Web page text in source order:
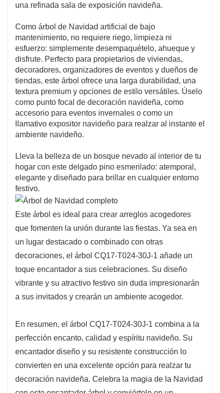
una refinada sala de exposición navideña.
Como árbol de Navidad artificial de bajo
mantenimiento, no requiere riego, limpieza ni
esfuerzo: simplemente desempaquételo, ahueque y
disfrute. Perfecto para propietarios de viviendas,
decoradores, organizadores de eventos y dueños de
tiendas, este árbol ofrece una larga durabilidad, una
textura premium y opciones de estilo versátiles. Úselo
como punto focal de decoración navideña, como
accesorio para eventos invernales o como un
llamativo expositor navideño para realzar al instante el
ambiente navideño.
Lleva la belleza de un bosque nevado al interior de tu
hogar con este delgado pino esmerilado: atemporal,
elegante y diseñado para brillar en cualquier entorno
festivo.
Este árbol es ideal para crear arreglos acogedores
que fomenten la unión durante las fiestas. Ya sea en
un lugar destacado o combinado con otras
decoraciones, el árbol CQ17-T024-30J-1 añade un
toque encantador a sus celebraciones. Su diseño
vibrante y su atractivo festivo sin duda impresionarán
a sus invitados y crearán un ambiente acogedor.
En resumen, el árbol CQ17-T024-30J-1 combina a la
perfección encanto, calidad y espíritu navideño. Su
encantador diseño y su resistente construcción lo
convierten en una excelente opción para realzar tu
decoración navideña. Celebra la magia de la Navidad